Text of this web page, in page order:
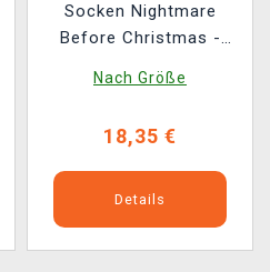
Socken Nightmare
Before Christmas -
(leuchtend)
Nach Größe
18,35 €
Details